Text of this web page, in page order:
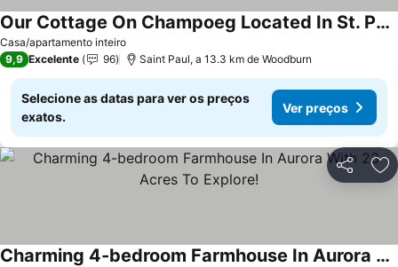
Casa/apartamento inteiro
Our Cottage On Champoeg Located In St. Paul, Oregon
Ver preços
9,9 Excelente 96 Saint Paul, a 13.3 km de Woodburn
Selecione as datas para ver os preços
exatos.
Ver preços
Partilhar
Charming 4-bedroom Farmhouse In Aurora With 23 Acres To Explore!